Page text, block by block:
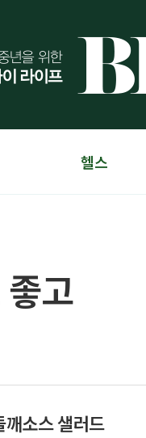
헬스
고
소스 샐러드